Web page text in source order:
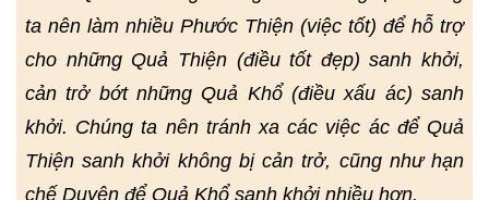
ta nên làm nhiều Phước Thiện (việc tốt) để hỗ trợ
cho những Quả Thiện (điều tốt đẹp) sanh khởi,
cản trở bớt những Quả Khổ (điều xấu ác) sanh
khởi. Chúng ta nên tránh xa các việc ác để Quả
Thiện sanh khởi không bị cản trở, cũng như hạn
chế Duyên để Quả Khổ sanh khởi nhiều hơn.